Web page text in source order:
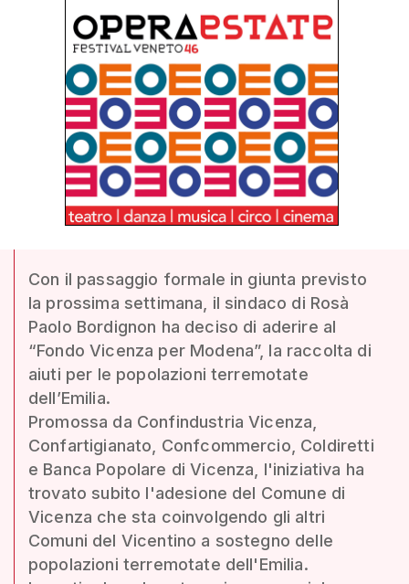
Con il passaggio formale in giunta previsto
la prossima settimana, il sindaco di Rosà
Paolo Bordignon ha deciso di aderire al
“Fondo Vicenza per Modena”, la raccolta di
aiuti per le popolazioni terremotate
dell’Emilia.
Promossa da Confindustria Vicenza,
Confartigianato, Confcommercio, Coldiretti
e Banca Popolare di Vicenza, l'iniziativa ha
trovato subito l'adesione del Comune di
Vicenza che sta coinvolgendo gli altri
Comuni del Vicentino a sostegno delle
popolazioni terremotate dell'Emilia.